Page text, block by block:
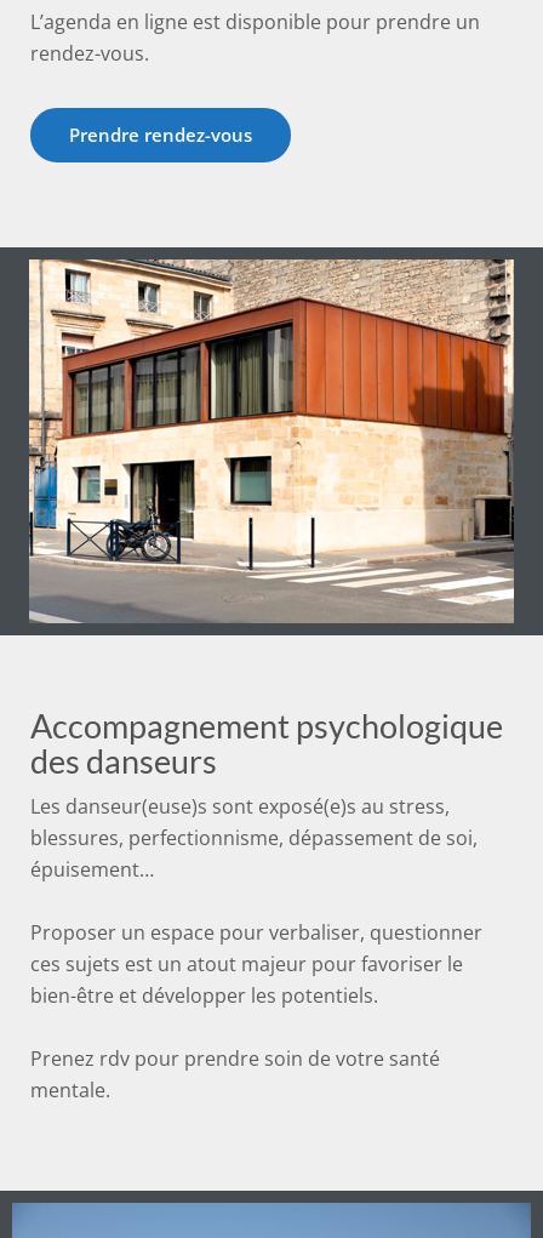
L’agenda en ligne est disponible pour prendre un
rendez-vous.
Prendre rendez-vous
Accompagnement psychologique
des danseurs
Les danseur(euse)s sont exposé(e)s au stress,
blessures, perfectionnisme, dépassement de soi,
épuisement…
Proposer un espace pour verbaliser, questionner
ces sujets est un atout majeur pour favoriser le
bien-être et développer les potentiels.
Prenez rdv pour prendre soin de votre santé
mentale.